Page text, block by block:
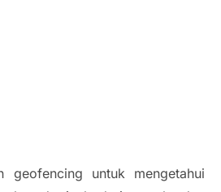
geofencing untuk mengetahui